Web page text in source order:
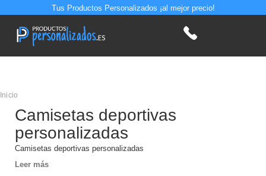
Tus Productos Personalizados ¡al mejor precio!
Inicio
Camisetas deportivas
personalizadas
Camisetas deportivas personalizadas
Leer más